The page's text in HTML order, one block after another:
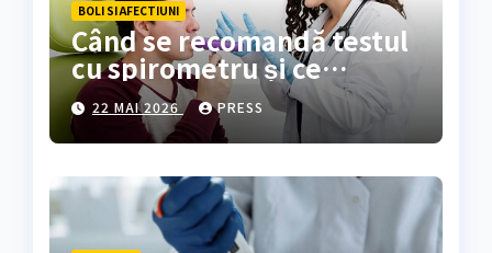
BOLI SI AFECTIUNI
Când se recomandă testul
cu spirometru și ce
rezultate oferă?
22 MAI 2026 PRESS